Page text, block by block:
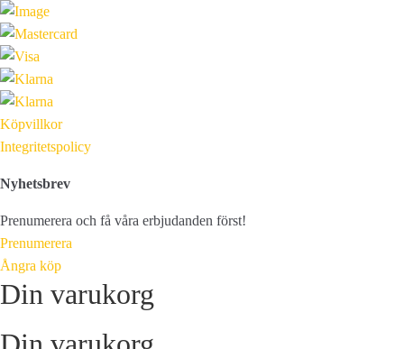
Köpvillkor
Integritetspolicy
Nyhetsbrev
Prenumerera och få våra erbjudanden först!
Prenumerera
Ångra köp
Din varukorg